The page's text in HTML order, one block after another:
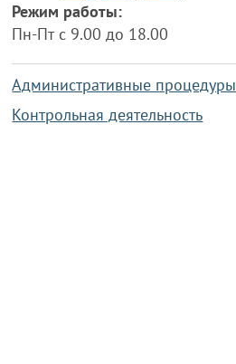
Режим работы:
Пн-Пт с 9.00 до 18.00
Административные процедуры
Контрольная деятельность